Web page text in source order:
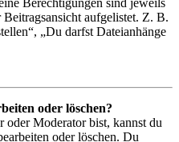
Berechtigungen sind jeweils
aufgelistet. Z. B.
„Du darfst Dateianhänge
oder löschen?
Moderator bist, kannst du
oder löschen. Du